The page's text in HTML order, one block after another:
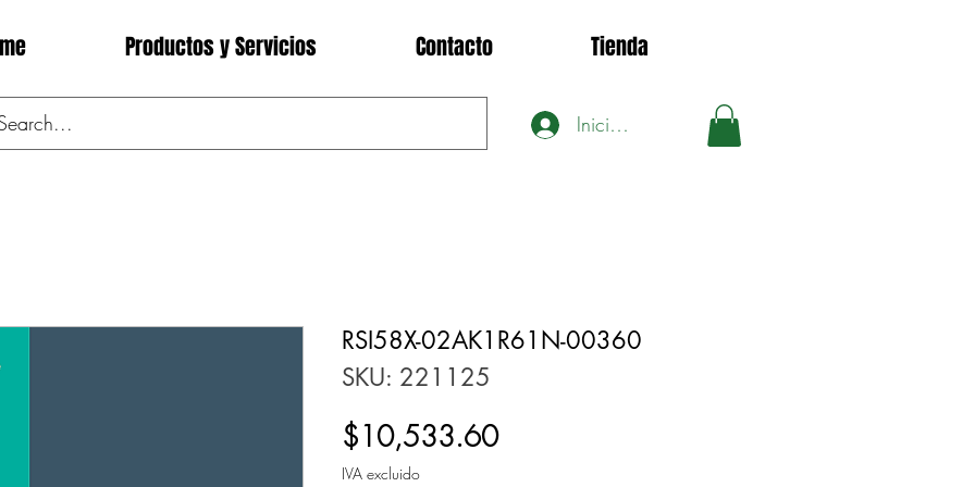
Productos y Servicios Contacto Tienda
Iniciar sesión
RSI58X-02AK1R61N-00360
SKU: 221125
$10,533.60Precio
IVA excluido